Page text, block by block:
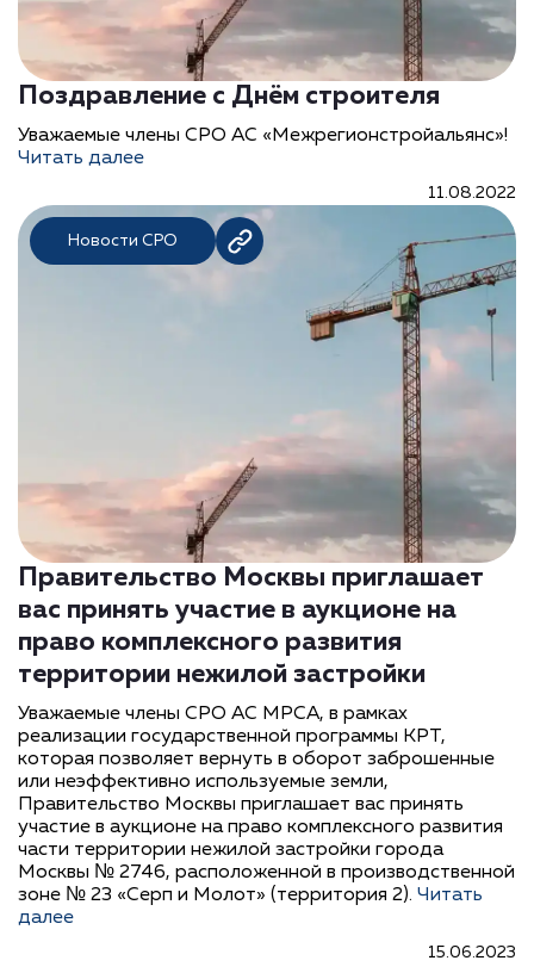
Поздравление с Днём строителя
Уважаемые члены СРО АС «Межрегионстройальянс»!
Читать далее
11.08.2022
Новости СРО
Правительство Москвы приглашает
вас принять участие в аукционе на
право комплексного развития
территории нежилой застройки
Уважаемые члены СРО АС МРСА, в рамках
реализации государственной программы КРТ,
которая позволяет вернуть в оборот заброшенные
или неэффективно используемые земли,
Правительство Москвы приглашает вас принять
участие в аукционе на право комплексного развития
части территории нежилой застройки города
Москвы № 2746, расположенной в производственной
зоне № 23 «Серп и Молот» (территория 2). Читать
далее
15.06.2023